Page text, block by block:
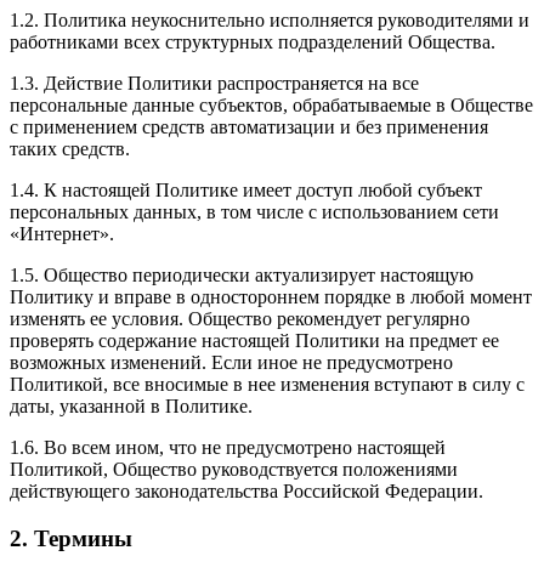
1.2. Политика неукоснительно исполняется руководителями и
работниками всех структурных подразделений Общества.
1.3. Действие Политики распространяется на все
персональные данные субъектов, обрабатываемые в Обществе
с применением средств автоматизации и без применения
таких средств.
1.4. К настоящей Политике имеет доступ любой субъект
персональных данных, в том числе с использованием сети
«Интернет».
1.5. Общество периодически актуализирует настоящую
Политику и вправе в одностороннем порядке в любой момент
изменять ее условия. Общество рекомендует регулярно
проверять содержание настоящей Политики на предмет ее
возможных изменений. Если иное не предусмотрено
Политикой, все вносимые в нее изменения вступают в силу с
даты, указанной в Политике.
1.6. Во всем ином, что не предусмотрено настоящей
Политикой, Общество руководствуется положениями
действующего законодательства Российской Федерации.
2. Термины